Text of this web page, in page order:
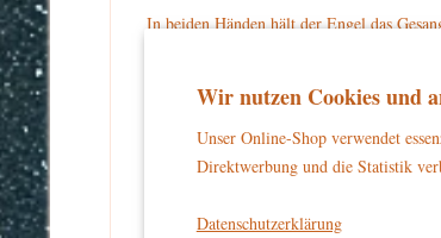
In beiden Händen hält der Engel das
Für Ihre Sammlung können Sie die
Dieses Produkt ist kein Spielzeug
Wir nutzen Cookies und
Unser Online-Shop verwendet
Direktwerbung und die Statistik
Datenschutzerklärung